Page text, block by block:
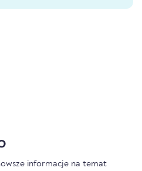
informacje na temat